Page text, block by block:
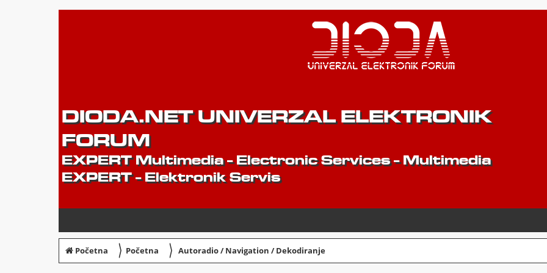
DIODA.NET UNIVERZAL ELEKTRONIK
FORUM
EXPERT Multimedia - Electronic Services - Multimedia
EXPERT - Elektronik Servis
Početna 〉 Početna 〉 Autoradio / Navigation / Dekodiranje